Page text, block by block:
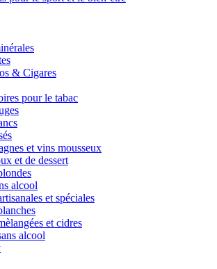
& Cigares
pour le tabac
et vins mousseux
et de dessert
alcool
et spéciales
et cidres
alcool